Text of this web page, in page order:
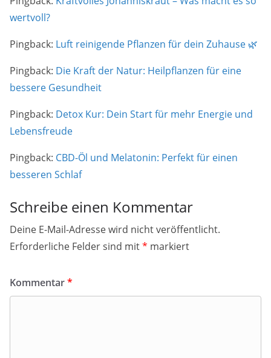
wertvoll?
Pingback: Luft reinigende Pflanzen für dein Zuhause 🌿
Pingback: Die Kraft der Natur: Heilpflanzen für eine
bessere Gesundheit
Pingback: Detox Kur: Dein Start für mehr Energie und
Lebensfreude
Pingback: CBD-Öl und Melatonin: Perfekt für einen
besseren Schlaf
Schreibe einen Kommentar
Deine E-Mail-Adresse wird nicht veröffentlicht.
Erforderliche Felder sind mit* markiert
Kommentar*